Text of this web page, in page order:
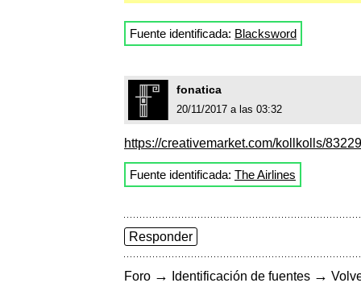
Fuente identificada: Blacksword
fonatica
20/11/2017 a las 03:32
https://creativemarket.com/kollkolls/
Fuente identificada: The Airlines
Responder
Foro → Identificación de fuentes →